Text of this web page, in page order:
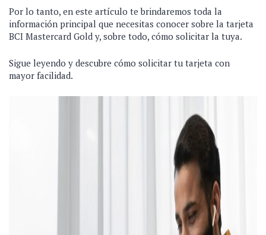
Por lo tanto, en este artículo te brindaremos toda la
información principal que necesitas conocer sobre la tarjeta
BCI Mastercard Gold y, sobre todo, cómo solicitar la tuya.
Sigue leyendo y descubre cómo solicitar tu tarjeta con
mayor facilidad.